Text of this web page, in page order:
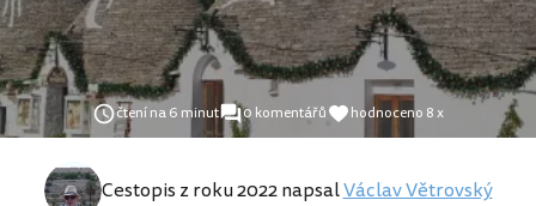
čtení na 6 minut 0 komentářů hodnoceno 8 x
Cestopis z roku 2022 napsalVáclav Větrovský